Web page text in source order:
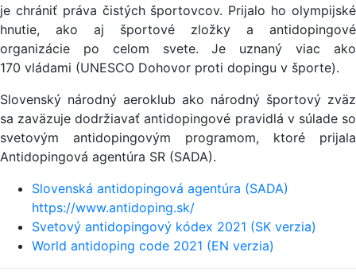
je chrániť práva čistých športovcov. Prijalo ho olympijské
hnutie, ako aj športové zložky a antidopingové
organizácie po celom svete. Je uznaný viac ako
170 vládami (UNESCO Dohovor proti dopingu v športe).
Slovenský národný aeroklub ako národný športový zväz
sa zaväzuje dodržiavať antidopingové pravidlá v súlade so
svetovým antidopingovým programom, ktoré prijala
Antidopingová agentúra SR (SADA).
Slovenská antidopingová agentúra (SADA)
https://www.antidoping.sk/
Svetový antidopingový kódex 2021 (SK verzia)
World antidoping code 2021 (EN verzia)